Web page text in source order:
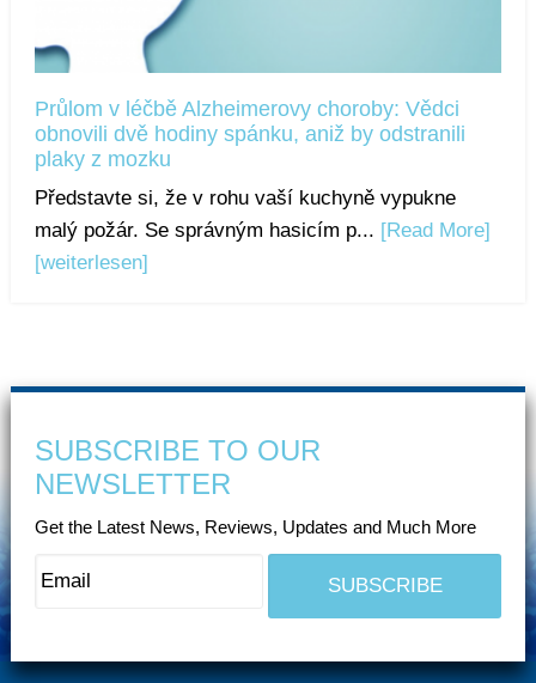
Průlom v léčbě Alzheimerovy choroby: Vědci
obnovili dvě hodiny spánku, aniž by odstranili
plaky z mozku
Představte si, že v rohu vaší kuchyně vypukne
malý požár. Se správným hasicím p... [Read More]
[weiterlesen]
SUBSCRIBE TO OUR
NEWSLETTER
Get the Latest News, Reviews, Updates and Much More